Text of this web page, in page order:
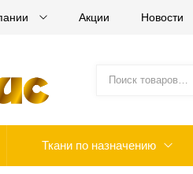
Акции Новости
Ткани по назначению